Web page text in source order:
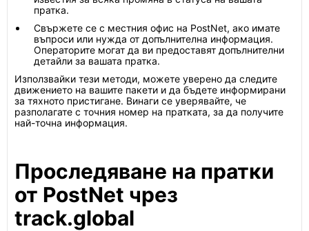
пратка.
Свържете се с местния офис на PostNet, ако имате
въпроси или нужда от допълнителна информация.
Операторите могат да ви предоставят допълнителни
детайли за вашата пратка.
Използвайки тези методи, можете уверено да следите
движението на вашите пакети и да бъдете информирани
за тяхното пристигане. Винаги се уверявайте, че
разполагате с точния номер на пратката, за да получите
най-точна информация.
Проследяване на пратки
от PostNet чрез
track.global